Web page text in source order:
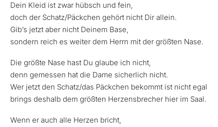
Dein Kleid ist zwar hübsch und fein,
doch der Schatz/Päckchen gehört nicht Dir allein.
Gib’s jetzt aber nicht Deinem Base,
sondern reich es weiter dem Herrn mit der größten Nase.
Die größte Nase hast Du glaube ich nicht,
denn gemessen hat die Dame sicherlich nicht.
Wer jetzt den Schatz/das Päckchen bekommt ist nicht egal
brings deshalb dem größten Herzensbrecher hier im Saal.
Wenn er auch alle Herzen bricht,